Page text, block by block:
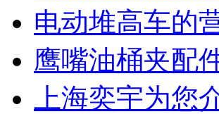
电动堆高车的
鹰嘴油桶夹配
上海奕宇为